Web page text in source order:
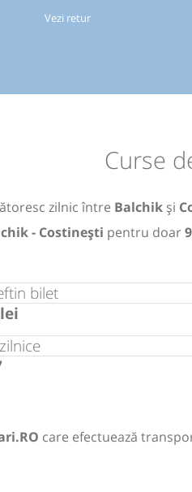
Vezi retur
Curse
zilnic între Balchik și
- Costinești pentru doar
bilet
care efectuează